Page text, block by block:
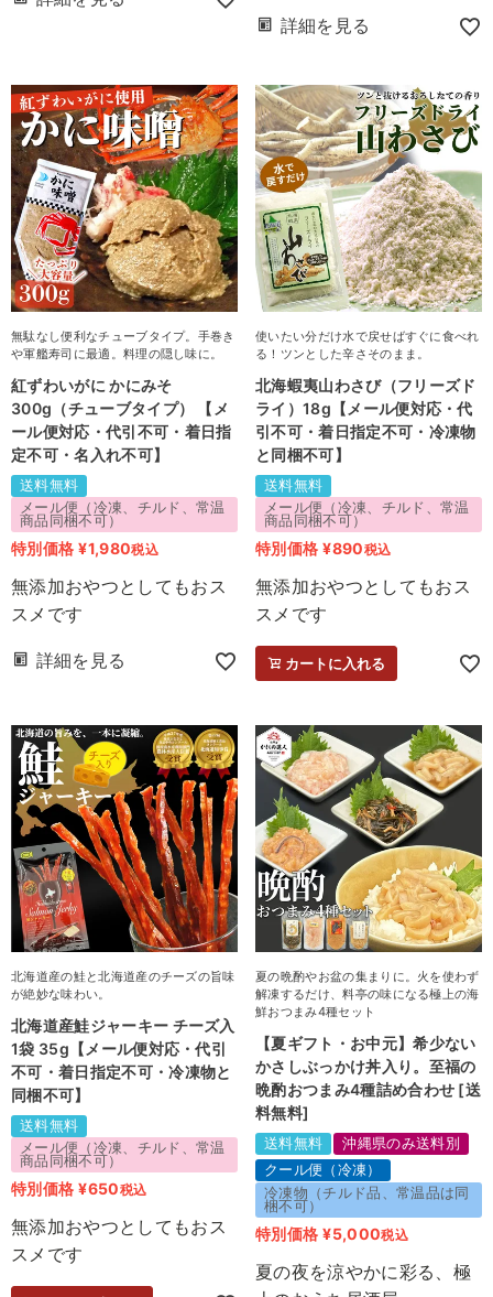
詳細を見る
無駄なし便利なチューブタイプ。手巻き
や軍艦寿司に最適。料理の隠し味に。
紅ずわいがに かにみそ
300g（チューブタイプ） 【メ
ール便対応・代引不可・着日指
定不可・名入れ不可】
送料無料
メール便（冷凍、チルド、常温
商品同梱不可）
特別価格 ¥1,980税込
無添加おやつとしてもおス
スメです
詳細を見る
使いたい分だけ水で戻せばすぐに食べれ
る！ツンとした辛さそのまま。
北海蝦夷山わさび（フリーズド
ライ）18g【メール便対応・代
引不可・着日指定不可・冷凍物
と同梱不可】
送料無料
メール便（冷凍、チルド、常温
商品同梱不可）
特別価格 ¥890税込
無添加おやつとしてもおス
スメです
カートに入れる
北海道産の鮭と北海道産のチーズの旨味
が絶妙な味わい。
北海道産鮭ジャーキー チーズ入
1袋 35g【メール便対応・代引
不可・着日指定不可・冷凍物と
同梱不可】
送料無料
メール便（冷凍、チルド、常温
商品同梱不可）
特別価格 ¥650税込
無添加おやつとしてもおス
スメです
夏の晩酌やお盆の集まりに。火を使わず
解凍するだけ、料亭の味になる極上の海
鮮おつまみ4種セット
【夏ギフト・お中元】希少ない
かさしぶっかけ丼入り。至福の
晩酌おつまみ4種詰め合わせ [送
料無料]
送料無料
沖縄県のみ送料別
クール便（冷凍）
冷凍物（チルド品、常温品は同
梱不可）
特別価格 ¥5,000税込
夏の夜を涼やかに彩る、極